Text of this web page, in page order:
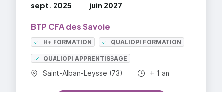
sept. 2025 juin 2027
BTP CFA des Savoie
H+ FORMATION QUALIOPI FORMATION
QUALIOPI APPRENTISSAGE
Commune :
Saint-Alban-Leysse (73) Durée totale :
+ 1 an